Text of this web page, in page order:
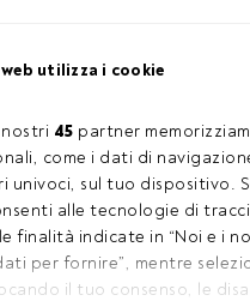
utilizza i cookie
nostri 45 partner
come i dati di
univoci, sul tuo dispositivo.
alle tecnologie di
finalità indicate in “Noi e i
per fornire”, mentre
il tuo consenso, le
riservato agli utenti
accedi tramite il pulsante
account, ti invitiamo a
che FundsPeople ha da